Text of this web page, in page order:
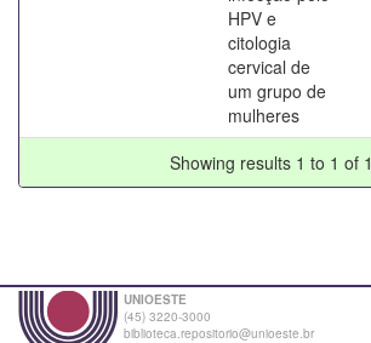
HPV e
citologia
cervical de
um grupo de
mulheres
Showing results 1 to 1 of 1
UNIOESTE
(45) 3220-3000
biblioteca.repositorio@unioeste.br